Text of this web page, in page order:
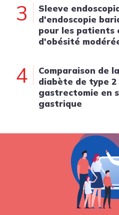
3
Sleeve
d'endoscopie
pour les patients
d'obésité
4
Comparaison de
diabète de type
gastrectomie en
gastrique